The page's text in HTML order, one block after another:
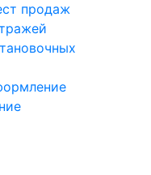
продаж